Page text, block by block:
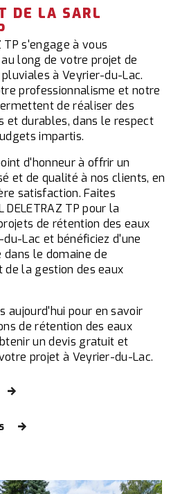
DE LA SARL
TP s'engage à vous
long de votre projet de
à Veyrier-du-Lac.
professionnalisme et notre
de réaliser des
et durables, dans le respect
impartis.
d'honneur à offrir un
et de qualité à nos clients, en
satisfaction. Faites
DELETRAZ TP pour la
de rétention des eaux
Lac et bénéficiez d'une
le domaine de
la gestion des eaux
aujourd'hui pour en savoir
de rétention des eaux
un devis gratuit et
projet à Veyrier-du-Lac.